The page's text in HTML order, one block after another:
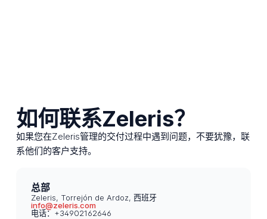
如何联系Zeleris？
如果您在Zeleris管理的交付过程中遇到问题，不要犹豫，联
系他们的客户支持。
总部
Zeleris, Torrejón de Ardoz, 西班牙
info@zeleris.com
电话：+34902162646